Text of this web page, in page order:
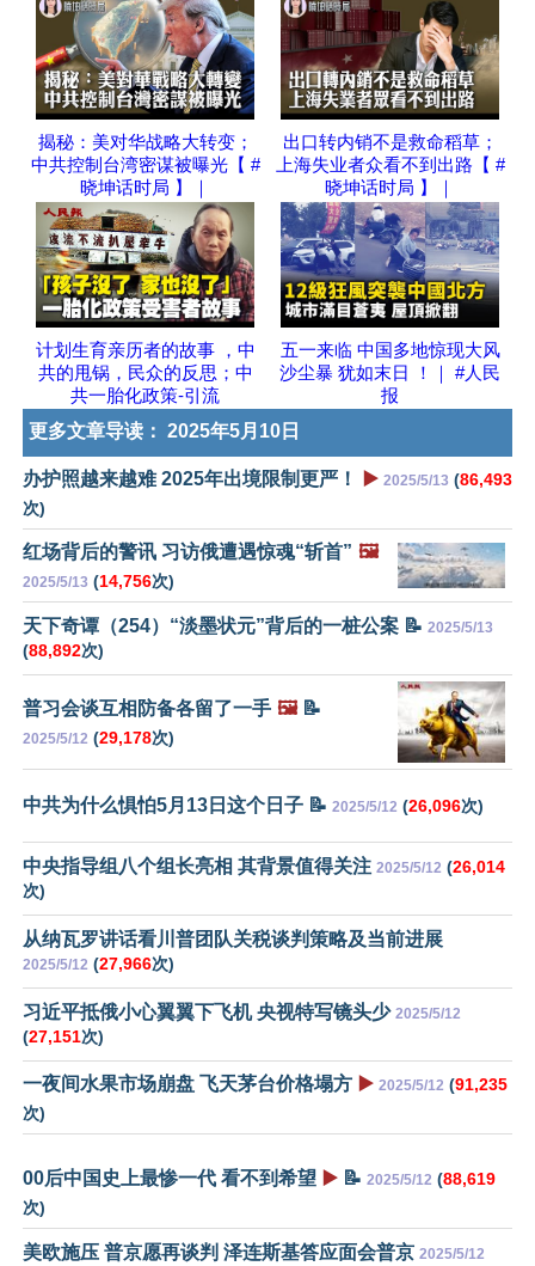
揭秘：美对华战略大转变；
中共控制台湾密谋被曝光【 #
晓坤话时局 】｜
出口转内销不是救命稻草；
上海失业者众看不到出路【 #
晓坤话时局 】｜
计划生育亲历者的故事 ，中
共的甩锅，民众的反思；中
共一胎化政策-引流
五一来临 中国多地惊现大风
沙尘暴 犹如末日 ！｜ #人民
报
更多文章导读： 2025年5月10日
办护照越来越难 2025年出境限制更严！ ▶️ 2025/5/13 (86,493
次)
红场背后的警讯 习访俄遭遇惊魂“斩首” 🖼️
2025/5/13 (14,756次)
天下奇谭（254）“淡墨状元”背后的一桩公案 📝 2025/5/13
(88,892次)
普习会谈互相防备各留了一手 🖼️📝
2025/5/12 (29,178次)
中共为什么惧怕5月13日这个日子 📝 2025/5/12 (26,096次)
中央指导组八个组长亮相 其背景值得关注 2025/5/12 (26,014
次)
从纳瓦罗讲话看川普团队关税谈判策略及当前进展
2025/5/12 (27,966次)
习近平抵俄小心翼翼下飞机 央视特写镜头少 2025/5/12
(27,151次)
一夜间水果市场崩盘 飞天茅台价格塌方 ▶️ 2025/5/12 (91,235
次)
00后中国史上最惨一代 看不到希望 ▶️ 📝 2025/5/12 (88,619
次)
美欧施压 普京愿再谈判 泽连斯基答应面会普京 2025/5/12